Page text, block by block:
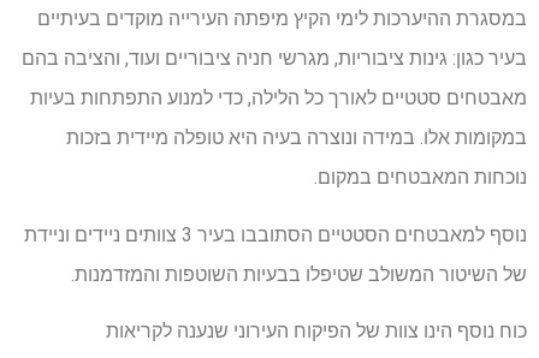
במסגרת ההיערכות לימי הקיץ מיפתה העירייה מוקדים בעיתיים
בעיר כגון: גינות ציבוריות, מגרשי חניה ציבוריים ועוד, והציבה בהם
מאבטחים סטטיים לאורך כל הלילה, כדי למנוע התפתחות בעיות
במקומות אלו. במידה ונוצרה בעיה היא טופלה מיידית בזכות
נוכחות המאבטחים במקום.
נוסף למאבטחים הסטטיים הסתובבו בעיר 3 צוותים ניידים וניידת
של השיטור המשולב שטיפלו בבעיות השוטפות והמזדמנות.
כוח נוסף הינו צוות של הפיקוח העירוני שנענה לקריאות